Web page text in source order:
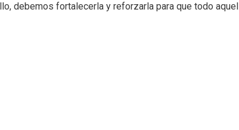
debemos fortalecerla y reforzarla para que todo